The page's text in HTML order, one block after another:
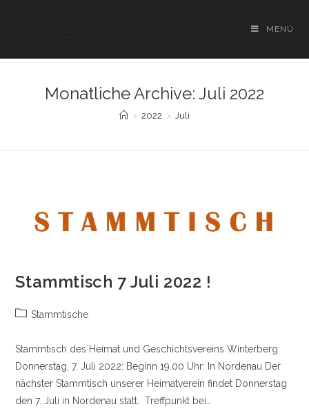
MENÜ
Monatliche Archive: Juli 2022
> 2022 > Juli
Stammtisch 7 Juli 2022 !
Beitrags-
Stammtische
Stammtisch des Heimat und Geschichtsvereins Winterberg
Donnerstag, 7. Juli 2022: Beginn 19.00 Uhr: In Nordenau Der
nächster Stammtisch unserer Heimatverein findet Donnerstag
den 7. Juli in Nordenau statt. Treffpunkt bei…